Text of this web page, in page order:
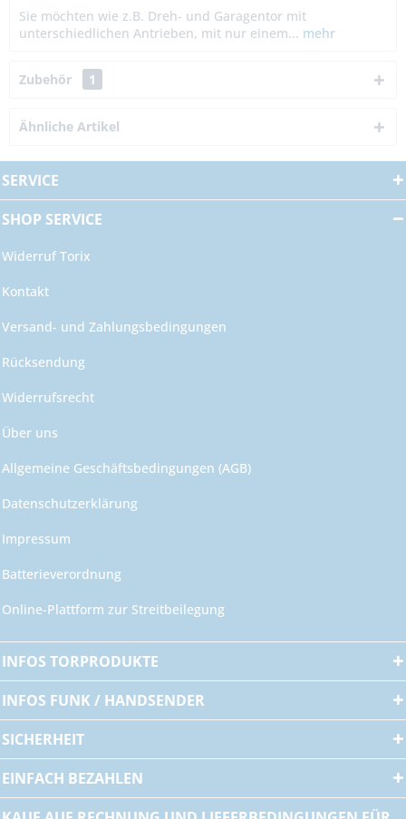
Sie möchten wie z.B. Dreh- und Garagentor mit
unterschiedlichen Antrieben, mit nur einem... mehr
Zubehör 1
Ähnliche Artikel
SERVICE
SHOP SERVICE
Widerruf Torix
Kontakt
Versand- und Zahlungsbedingungen
Rücksendung
Widerrufsrecht
Über uns
Allgemeine Geschäftsbedingungen (AGB)
Datenschutzerklärung
Impressum
Batterieverordnung
Online-Plattform zur Streitbeilegung
INFOS TORPRODUKTE
INFOS FUNK / HANDSENDER
SICHERHEIT
EINFACH BEZAHLEN